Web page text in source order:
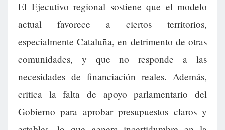
El Ejecutivo regional sostiene que el modelo
actual favorece a ciertos territorios,
especialmente Cataluña, en detrimento de otras
comunidades, y que no responde a las
necesidades de financiación reales. Además,
critica la falta de apoyo parlamentario del
Gobierno para aprobar presupuestos claros y